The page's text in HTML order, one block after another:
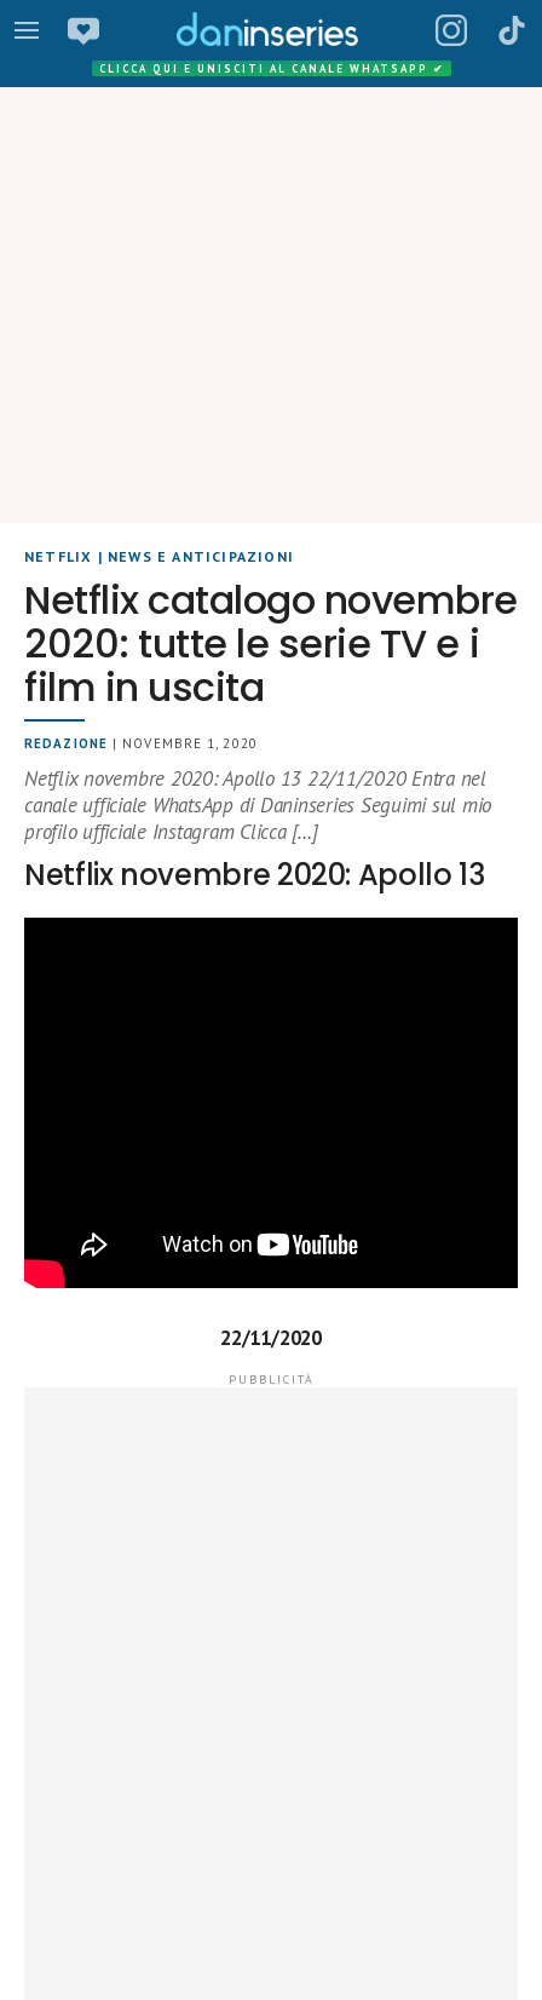
CLICCA QUI E UNISCITI AL CANALE WHATSAPP ✔
NETFLIX | NEWS E ANTICIPAZIONI
Netflix catalogo novembre
2020: tutte le serie TV e i
film in uscita
REDAZIONE | NOVEMBRE 1, 2020
Netflix novembre 2020: Apollo 13 22/11/2020 Entra nel
canale ufficiale WhatsApp di Daninseries Seguimi sul mio
profilo ufficiale Instagram Clicca […]
Netflix novembre 2020: Apollo 13
22/11/2020